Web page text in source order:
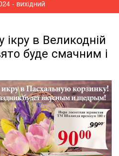
- вихідний
в Великодній
буде смачним і